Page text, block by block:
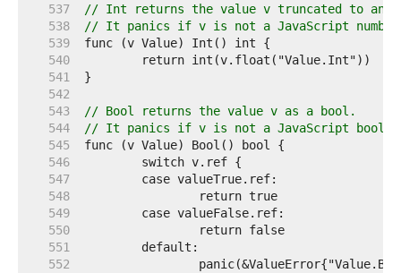
   537
// Int returns the value v truncated to an
   538
// It panics if v is not a JavaScript
   539
   540
   541
   542
   543
// Bool returns the value v as a bool.
   544
// It panics if v is not a JavaScript
   545
   546
   547
   548
   549
   550
   551
   552